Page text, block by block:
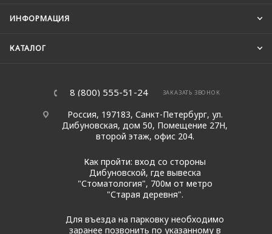
ИНФОРМАЦИЯ
КАТАЛОГ
8 (800) 555-51-24 ЗАКАЗАТЬ ЗВОНОК
Россия, 197183, Санкт-Петербург, ул.
Дибуновская, дом 50, Помещение 27Н,
второй этаж, офис 204.
Как пройти: вход со стороны
Дибуновской, где вывеска
"Стоматология", 700м от метро
"Старая деревня".
Для въезда на парковку необходимо
заранее позвонить по указанному в